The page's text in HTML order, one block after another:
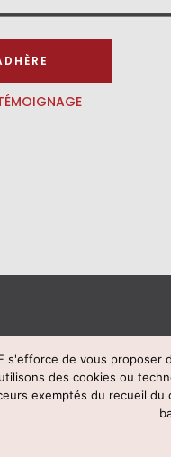
©
s'efforce de vous
des cookies ou
exemptés du recueil